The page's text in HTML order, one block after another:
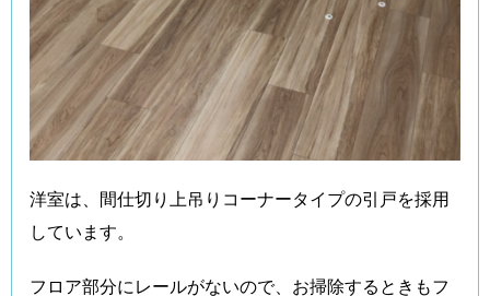
洋室は、間仕切り上吊りコーナータイプの引戸を採用
しています。
フロア部分にレールがないので、お掃除するときもフ